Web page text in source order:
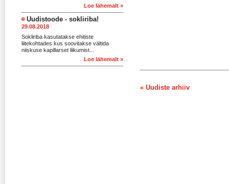
Loe lähemalt »
Uudistoode - sokliriba!
29.08.2018
Sokliriba kasutatakse ehitiste
liitekohtades kus soovitakse vältida
niiskuse kapillarset liikumist...
Loe lähemalt »
« Uudiste arhiiv